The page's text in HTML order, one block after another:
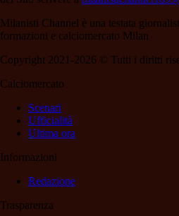
Milanisti Channel è una testata
formazioni e calciomercato Milan
Copyright 2021-2026 © Tutti i diritti
Calciomercato
Scenari
Ufficialità
Ultima ora
Informazioni
Redazione
Trasparenza